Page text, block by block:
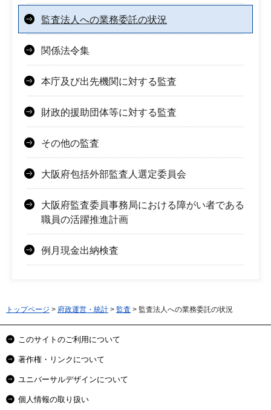
監査法人への業務委託の状況
関係法令集
本庁及び出先機関に対する監査
財政的援助団体等に対する監査
その他の監査
大阪府包括外部監査人選定委員会
大阪府監査委員事務局における障がい者である
職員の活躍推進計画
例月現金出納検査
トップページ > 府政運営・統計 > 監査 > 監査法人への業務委託の状況
このサイトのご利用について
著作権・リンクについて
ユニバーサルデザインについて
個人情報の取り扱い